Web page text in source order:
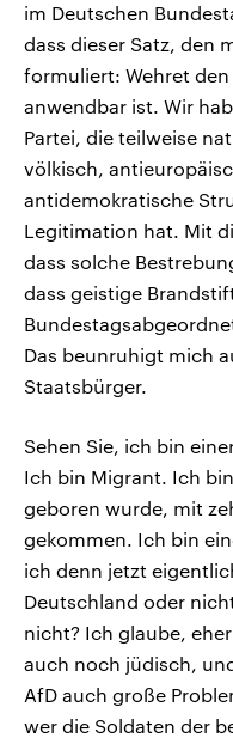
im Deutschen
dass dieser Satz, den
formuliert: Wehret
anwendbar ist. Wir
Partei, die teilweise
völkisch,
antidemokratische
Legitimation hat. Mit
dass solche
dass geistige
Das beunruhigt mich
Staatsbürger.
Sehen Sie, ich bin
Ich bin Migrant. Ich
geboren wurde, mit
gekommen. Ich bin
ich denn jetzt
Deutschland oder
nicht? Ich glaube,
auch noch jüdisch,
AfD auch große
wer die Soldaten der